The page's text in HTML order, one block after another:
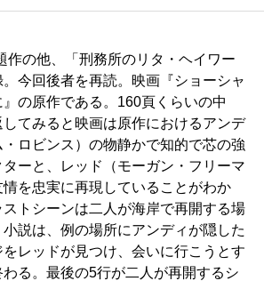
作の他、「刑務所のリタ・ヘイワー
。今回後者を再読。映画『ショーシャ
』の原作である。160頁くらいの中
てみると映画は原作におけるアンデ
・ロビンス）の物静かで知的で芯の強
ターと、レッド（モーガン・フリーマ
情を忠実に再現していることがわか
ストシーンは二人が海岸で再開する場
説は、例の場所にアンディが隠した
をレッドが見つけ、会いに行こうとす
わる。最後の5行が二人が再開するシ